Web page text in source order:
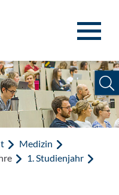
Medizin
1. Studienjahr